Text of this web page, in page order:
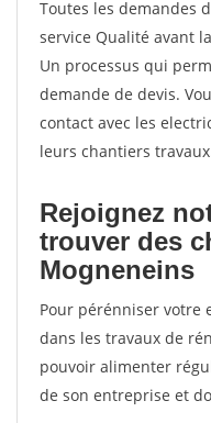
Toutes les demandes
service Qualité avant
Un processus qui
demande de devis.
contact avec les
leurs chantiers
Rejoignez
trouver des
Mogneneins
Pour pérénniser votre
dans les travaux de
pouvoir alimenter
de son entreprise et